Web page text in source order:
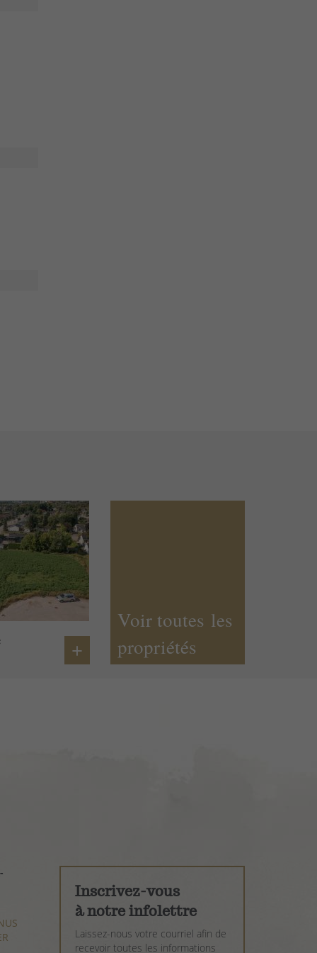
+
Voir toutes les
propriétés
Inscrivez-vous
à notre infolettre
Laissez-nous votre courriel afin de
recevoir toutes les informations